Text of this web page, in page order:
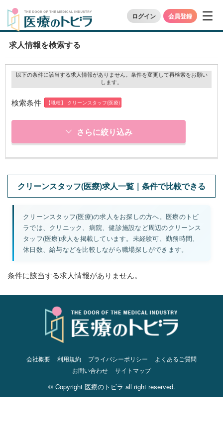
ログイン 会員登録
求人情報を検索する
以下の条件に該当する求人情報がありません。条件を変更して再検索をお願い
します。
検索条件 【職種】 クリーンスタッフ(医療)
さらに絞り込み
クリーンスタッフ(医療)求人一覧｜条件で比較できる
クリーンスタッフ(医療)の求人をお探しの方へ。医療のトビ
ラでは、クリニック、病院、健診施設など周辺のクリーンス
タッフ(医療)求人を掲載しています。未経験可、勤務時間、
休日数、給与などを比較しながら職場探しができます。
条件に該当する求人情報がありません。
会社概要 利用規約 プライバシーポリシー
よくあるご質問
お問い合わせ
サイトマップ
© Copyright 医療のトビラ all right reserved.